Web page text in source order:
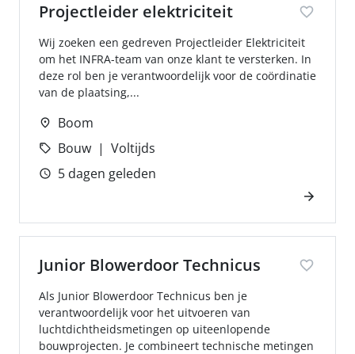
Projectleider elektriciteit
Wij zoeken een gedreven Projectleider Elektriciteit
om het INFRA-team van onze klant te versterken. In
deze rol ben je verantwoordelijk voor de coördinatie
van de plaatsing,...
Boom
Bouw
Voltijds
5 dagen geleden
Junior Blowerdoor Technicus
Als Junior Blowerdoor Technicus ben je
verantwoordelijk voor het uitvoeren van
luchtdichtheidsmetingen op uiteenlopende
bouwprojecten. Je combineert technische metingen